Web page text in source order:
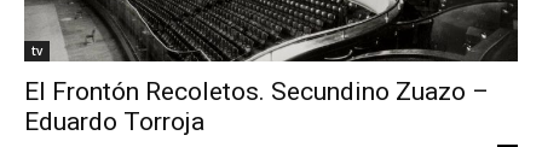
tv
El Frontón Recoletos. Secundino Zuazo –
Eduardo Torroja